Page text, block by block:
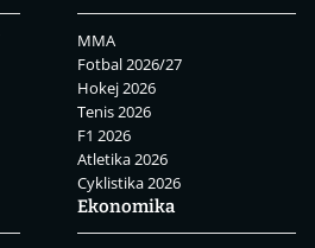
MMA
Fotbal 2026/27
Hokej 2026
Tenis 2026
F1 2026
Atletika 2026
Cyklistika 2026
Ekonomika